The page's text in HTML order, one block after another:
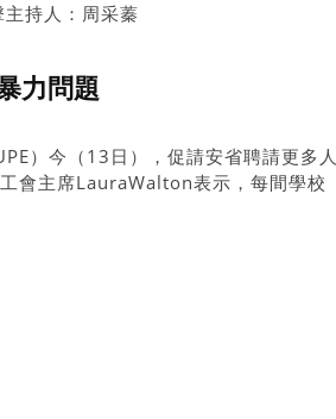
持人：周采蓁
力問題
）今（13日），促請安省聘請更多人
會主席LauraWalton表示，每間學校